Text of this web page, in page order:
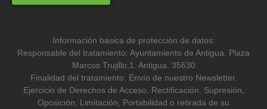
Información básica de protección de datos:
Responsable del tratamiento: Ayuntamiento de Antigua. Plaza
Marcos Trujillo,1. Antigua. 35630
Finalidad del tratamiento: Envío de nuestro Newsletter.
Ejercicio de Derechos de Acceso, Rectificación, Supresión,
Oposición, Limitación, Portabilidad o retirada de su